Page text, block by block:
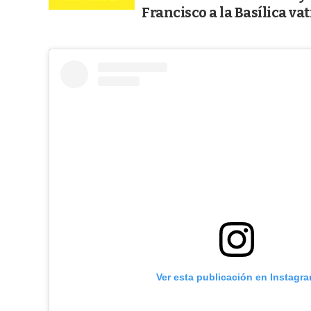
Francisco a la Basílica
Ver esta publicación en